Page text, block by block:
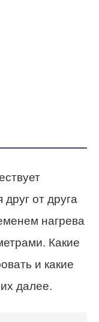
от друга
нагрева
Какие
и какие
далее.